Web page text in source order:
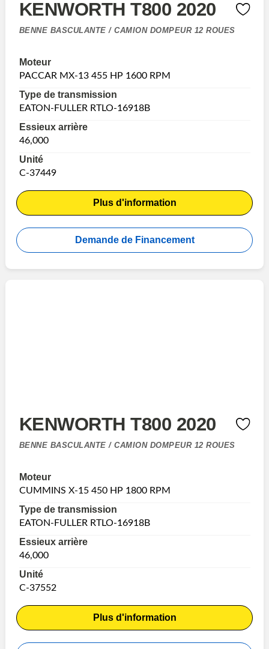
KENWORTH T800 2020
BENNE BASCULANTE / CAMION DOMPEUR 12 ROUES
Moteur
PACCAR MX-13 455 HP 1600 RPM
Type de transmission
EATON-FULLER RTLO-16918B
Essieux arrière
46,000
Unité
C-37449
Plus d'information
Demande de Financement
KENWORTH T800 2020
BENNE BASCULANTE / CAMION DOMPEUR 12 ROUES
Moteur
CUMMINS X-15 450 HP 1800 RPM
Type de transmission
EATON-FULLER RTLO-16918B
Essieux arrière
46,000
Unité
C-37552
Plus d'information